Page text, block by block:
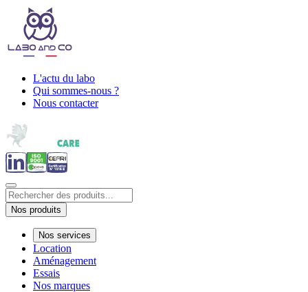
L'actu du labo
Qui sommes-nous ?
Nous contacter
Nos produits
Nos services
Location
Aménagement
Essais
Nos marques